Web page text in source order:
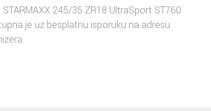
245/35 ZR18 UltraSport ST760
je uz besplatnu isporuku na adresu